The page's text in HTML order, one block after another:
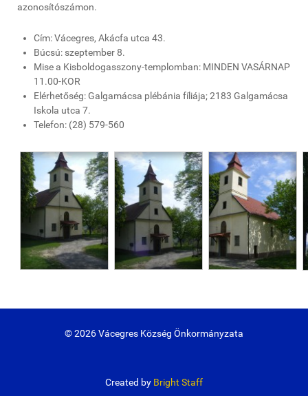
azonosítószámon.
Cím: Vácegres, Akácfa utca 43.
Búcsú: szeptember 8.
Mise a Kisboldogasszony-templomban: MINDEN VASÁRNAP
11.00-KOR
Elérhetőség: Galgamácsa plébánia fíliája; 2183 Galgamácsa
Iskola utca 7.
Telefon: (28) 579-560
© 2026 Vácegres Község Önkormányzata
Created by Bright Staff